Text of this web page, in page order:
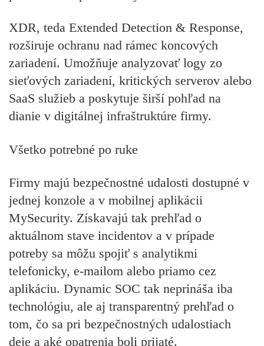
XDR, teda Extended Detection & Response,
rozširuje ochranu nad rámec koncových
zariadení. Umožňuje analyzovať logy zo
sieťových zariadení, kritických serverov alebo
SaaS služieb a poskytuje širší pohľad na
dianie v digitálnej infraštruktúre firmy.
Všetko potrebné po ruke
Firmy majú bezpečnostné udalosti dostupné v
jednej konzole a v mobilnej aplikácii
MySecurity. Získavajú tak prehľad o
aktuálnom stave incidentov a v prípade
potreby sa môžu spojiť s analytikmi
telefonicky, e-mailom alebo priamo cez
aplikáciu. Dynamic SOC tak neprináša iba
technológiu, ale aj transparentný prehľad o
tom, čo sa pri bezpečnostných udalostiach
deje a aké opatrenia boli prijaté.